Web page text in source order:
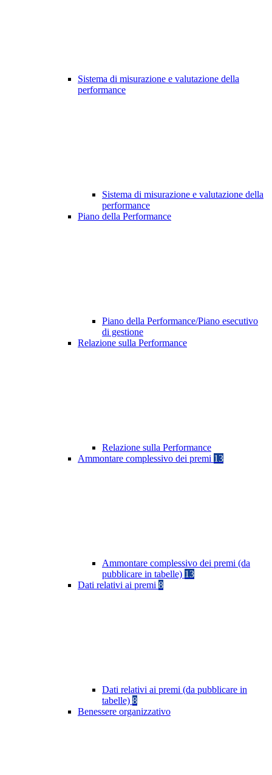
Sistema di misurazione e valutazione della
performance
Sistema di misurazione e valutazione della
performance
Piano della Performance
Piano della Performance/Piano esecutivo
di gestione
Relazione sulla Performance
Relazione sulla Performance
Ammontare complessivo dei premi 13
Ammontare complessivo dei premi (da
pubblicare in tabelle) 13
Dati relativi ai premi 8
Dati relativi ai premi (da pubblicare in
tabelle) 8
Benessere organizzativo